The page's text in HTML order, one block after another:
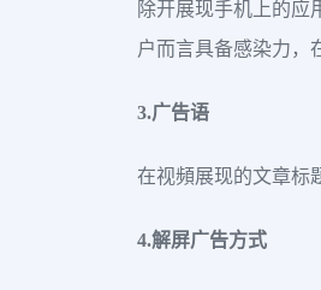
除开展现手机上的应
户而言具备感染力，
3.广告语
在视頻展现的文章标
4.解屏广告方式